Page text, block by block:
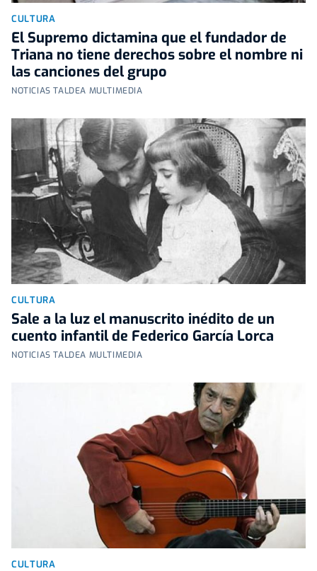
CULTURA
El Supremo dictamina que el fundador de
Triana no tiene derechos sobre el nombre ni
las canciones del grupo
NOTICIAS TALDEA MULTIMEDIA
CULTURA
Sale a la luz el manuscrito inédito de un
cuento infantil de Federico García Lorca
NOTICIAS TALDEA MULTIMEDIA
CULTURA